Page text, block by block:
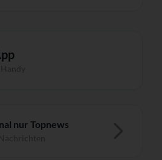
nur Topnews